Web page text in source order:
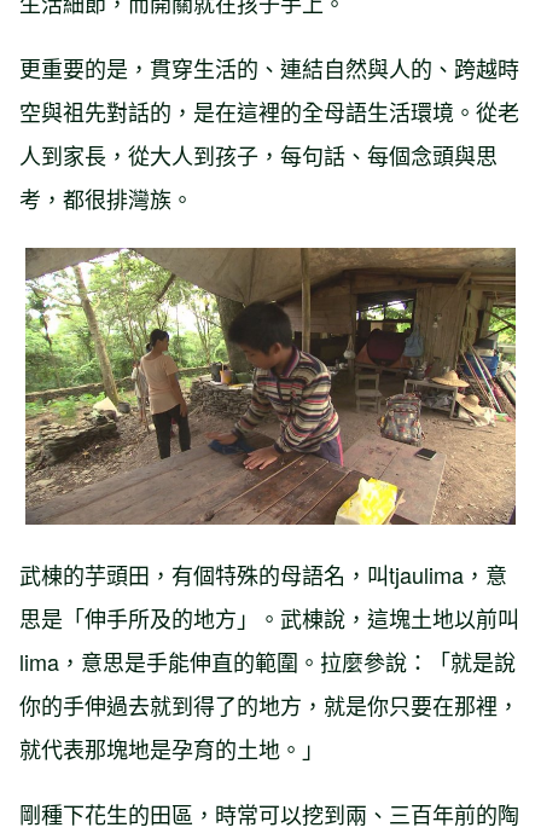
更重要的是，貫穿生活的、連結自然與人的、跨越時
空與祖先對話的，是在這裡的全母語生活環境。從老
人到家長，從大人到孩子，每句話、每個念頭與思
考，都很排灣族。
武棟的芋頭田，有個特殊的母語名，叫tjaulima，意
思是「伸手所及的地方」。武棟說，這塊土地以前叫
lima，意思是手能伸直的範圍。拉麼參說：「就是說
你的手伸過去就到得了的地方，就是你只要在那裡，
就代表那塊地是孕育的土地。」
剛種下花生的田區，時常可以挖到兩、三百年前的陶